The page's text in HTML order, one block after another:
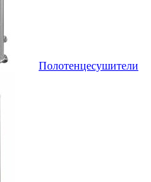
Полотенцесушители